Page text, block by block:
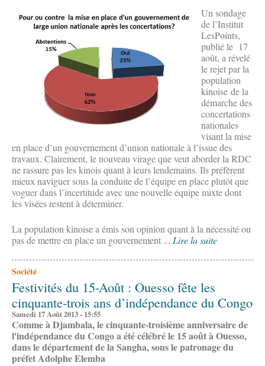
Un sondage
de l’Institut
LesPoints,
publié le 17
août, a révelé
le rejet par la
population
kinoise de la
démarche des
concertations
nationales
visant la mise
en place d’un gouvernement d’union nationale à l’issue des
travaux. Clairement, le nouveau virage que veut aborder la RDC
ne rassure pas les kinois quant à leurs lendemains. Ils préfèrent
mieux naviguer sous la conduite de l’équipe en place plutôt que
voguer dans l’incertitude avec une nouvelle équipe mixte dont
les visées restent à déterminer.
La population kinoise a émis son opinion quant à la nécessité ou
pas de mettre en place un gouvernement ... Lire la suite
Société
Festivités du 15-Août : Ouesso fête les
cinquante-trois ans d’indépendance du Congo
Samedi 17 Août 2013 - 15:55
Comme à Djambala, le cinquante-troisième anniversaire de
l'indépendance du Congo a été célébré le 15 août à Ouesso,
dans le département de la Sangha, sous le patronage du
préfet Adolphe Elemba